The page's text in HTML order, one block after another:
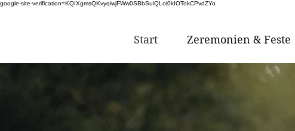
google-site-verification=KQIXgmsQKvyqiwjFWw0SBbSuiQLol0kIOTokCPvdZYo
Start Zeremonien & Feste